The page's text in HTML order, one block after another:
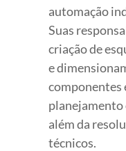
automação
Suas
criação de
e
componentes
planejamento
além da
técnicos.